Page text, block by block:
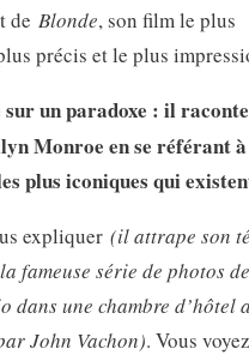
de Blonde, son film le plus
précis et le plus
sur un paradoxe : il
Monroe en se référant à
plus iconiques qui
expliquer(il attrape son
fameuse série de photos
dans une chambre d’hôtel
John Vachon). Vous